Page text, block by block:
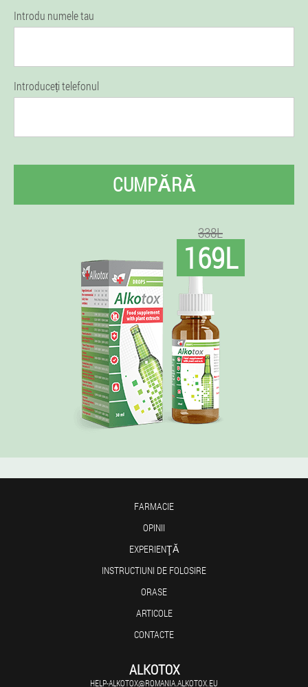
Introdu numele tau
Introduceți telefonul
CUMPĂRĂ
338L
169L
FARMACIE
OPINII
EXPERIENŢĂ
INSTRUCTIUNI DE FOLOSIRE
ORASE
ARTICOLE
CONTACTE
ALKOTOX
HELP-ALKOTOX@ROMANIA.ALKOTOX.EU